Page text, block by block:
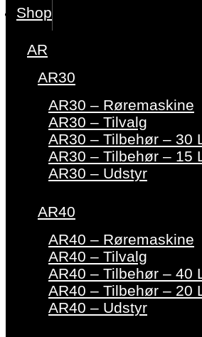
Shop
AR
AR30
AR30 – Røremaskine
AR30 – Tilvalg
AR30 – Tilbehør – 30
AR30 – Tilbehør – 15
AR30 – Udstyr
AR40
AR40 – Røremaskine
AR40 – Tilvalg
AR40 – Tilbehør – 40
AR40 – Tilbehør – 20
AR40 – Udstyr